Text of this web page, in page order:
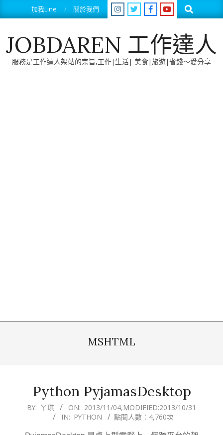
to
加我Line 關於我們 Search
JOBDAREN 工作達人
服務是工作達人架站的宗旨,工作|生活| 美食|旅遊|省錢～愛分享
MSHTML
Python PyjamasDesktop
2013-
04
BY: ㄚ琪 ON: 2013/11/04,MODIFIED:2013/10/31
IN: PYTHON 點閱人數：4,760次